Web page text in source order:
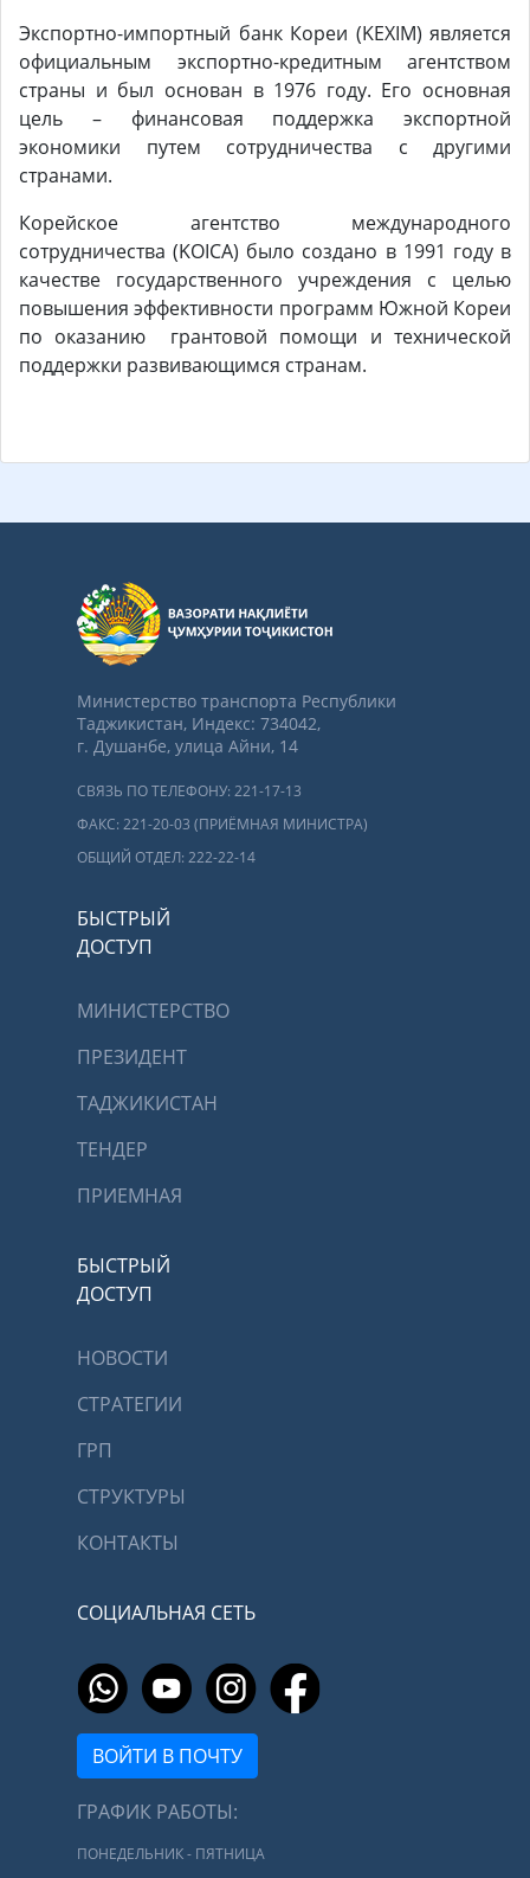
Экспортно-импортный банк Кореи (KEXIM) является
официальным экспортно-кредитным агентством
страны и был основан в 1976 году. Его основная
цель – финансовая поддержка экспортной
экономики путем сотрудничества с другими
странами.
Корейское агентство международного
сотрудничества (KOICA) было создано в 1991 году в
качестве государственного учреждения с целью
повышения эффективности программ Южной Кореи
по оказанию грантовой помощи и технической
поддержки развивающимся странам.
Министерство транспорта Республики
Таджикистан, Индекс: 734042,
г. Душанбе, улица Айни, 14
СВЯЗЬ ПО ТЕЛЕФОНУ: 221-17-13
ФАКС: 221-20-03 (ПРИЁМНАЯ МИНИСТРА)
ОБЩИЙ ОТДЕЛ: 222-22-14
БЫСТРЫЙ
ДОСТУП
МИНИСТЕРСТВО
ПРЕЗИДЕНТ
ТАДЖИКИСТАН
ТЕНДЕР
ПРИЕМНАЯ
БЫСТРЫЙ
ДОСТУП
НОВОСТИ
СТРАТЕГИИ
ГРП
СТРУКТУРЫ
КОНТАКТЫ
СОЦИАЛЬНАЯ СЕТЬ
ВОЙТИ В ПОЧТУ
ГРАФИК РАБОТЫ:
ПОНЕДЕЛЬНИК - ПЯТНИЦА